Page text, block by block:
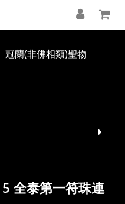
冠蘭(非佛相類)聖物
全泰第一符珠連